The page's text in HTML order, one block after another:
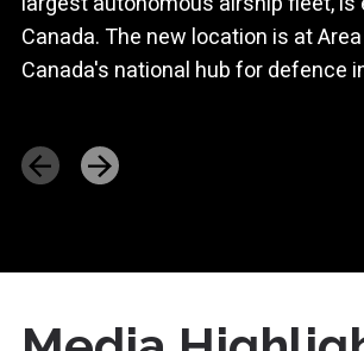
Canada. The new location is at
Canada's national hub for defence